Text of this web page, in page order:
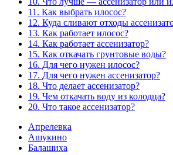
11. Как выбрать илосос?
12. Куда сливают отходы
13. Как работает илосос?
14. Как работает ассенизатор?
15. Как откачать грунтовые воды?
16. Для чего нужен илосос?
17. Для чего нужен ассенизатор?
18. Что делает ассенизатор?
19. Чем откачать воду из колодца?
20. Что такое ассенизатор?
Апрелевка
Ашукино
Балашиха